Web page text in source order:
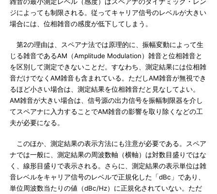
ジによっても制限される。従ってキャリア信号のレベルが大きい
場合には、位相雑音の感度が低下してしまう。
第2の理由は、スペアナ法では原理的に、振幅変動によって生
じる雑音であるAM（Amplitude Modulation）雑音と位相雑音と
を区別して測定できないことだ。すなわち、測定結果には位相雑
音だけでなくAM雑音も含まれている。ただしAM雑音が無視でき
るほど小さい場合は、測定結果を位相雑音だと見なしてよい。
AM雑音が大きい場合は、信号源の出力信号を振幅制限器を介し
てスペアナに入力することでAM雑音の影響を取り除くなどの工
夫が必要になる。
このほか、測定結果の表示方法にも注意が必要である。スペア
ナでは一般に、測定結果の周波数軸（横軸）は対数目盛りではな
く、線形目盛りで表示される。さらに、測定結果の表示単位は雑
音レベルをキャリア信号のレベルで正規化した「dBc」であり、
単位周波数当たりの値（dBc/Hz）に正規化されていない。ただ